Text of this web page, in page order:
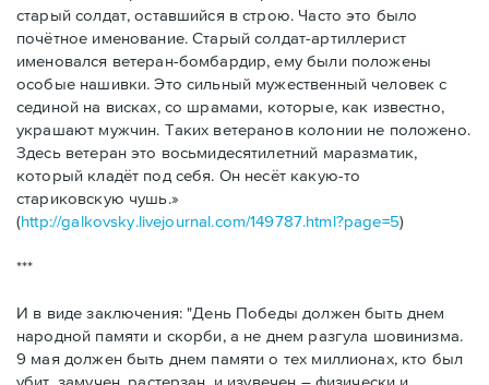
старый солдат, оставшийся в строю. Часто это было
почётное именование. Старый солдат-артиллерист
именовался ветеран-бомбардир, ему были положены
особые нашивки. Это сильный мужественный человек с
сединой на висках, со шрамами, которые, как известно,
украшают мужчин. Таких ветеранов колонии не положено.
Здесь ветеран это восьмидесятилетний маразматик,
который кладёт под себя. Он несёт какую-то
стариковскую чушь.»
(http://galkovsky.livejournal.com/149787.html?page=5)
***
И в виде заключения: "День Победы должен быть днем
народной памяти и скорби, а не днем разгула шовинизма.
9 мая должен быть днем памяти о тех миллионах, кто был
убит, замучен, растерзан, и изувечен – физически и